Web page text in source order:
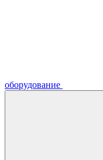
оборудование